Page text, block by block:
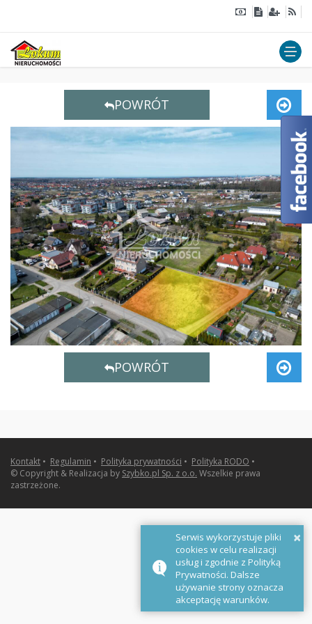
POWRÓT
POWRÓT
Kontakt • Regulamin • Polityka prywatności • Polityka RODO •
© Copyright & Realizacja by Szybko.pl Sp. z o.o. Wszelkie prawa
zastrzeżone.
×
Serwis wykorzystuje pliki
cookies w celu realizacji
usług i zgodnie z Polityką
Prywatności. Dalsze
używanie strony oznacza
akceptację warunków.